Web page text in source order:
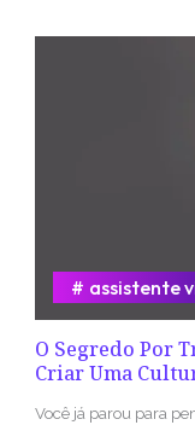
O Segredo Por
Criar Uma
assistente
Você já parou para